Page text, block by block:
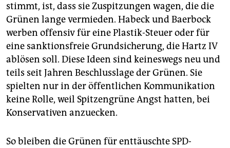
stimmt, ist, dass sie Zuspitzungen wagen, die die
Grünen lange vermieden. Habeck und Baer­bock
werben offensiv für eine Plastik-Steuer oder für
eine sanktionsfreie Grundsicherung, die Hartz IV
ablösen soll. Diese Ideen sind keineswegs neu und
teils seit Jahren Beschlusslage der Grünen. Sie
spielten nur in der öffentlichen Kommunikation
keine Rolle, weil Spitzengrüne Angst hatten, bei
Konservativen anzuecken.
So bleiben die Grünen für enttäuschte SPD-